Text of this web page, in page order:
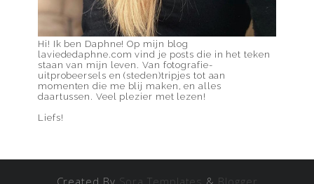
Hi! Ik ben Daphne! Op mijn blog
laviededaphne.com vind je posts die in het teken
staan van mijn leven. Van fotografie-
uitprobeersels en (steden)tripjes tot aan
momenten die me blij maken, en alles
daartussen. Veel plezier met lezen!
Liefs!
Created By Sora Templates & Blogger